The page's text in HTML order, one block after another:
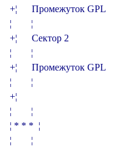
+­­­­­­­­¦      Промежуток GPL
¦        ¦
+­­­­­­­­¦      Сектор 2
¦        ¦
+­­­­­­­­¦      Промежуток GPL
¦        ¦
+­­­­­­­­¦
¦        ¦
¦ * * *  ¦
¦        ¦